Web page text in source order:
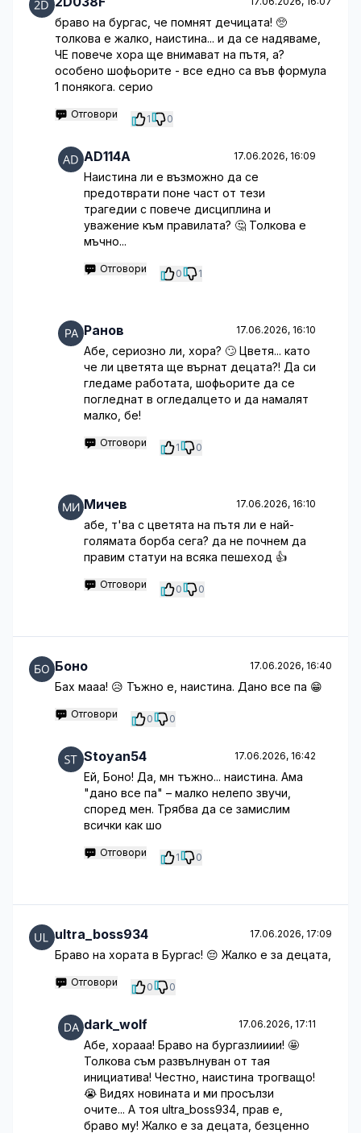
браво на бургас, че помнят дечицата! 🥺
толкова е жалко, наистина... и да се надяваме,
ЧЕ повече хора ще внимават на пътя, а?
особено шофьорите - все едно са във формула
1 понякога. серио
Отговори 1 0
AD114A 17.06.2026, 16:09
Наистина ли е възможно да се
предотврати поне част от тези
трагедии с повече дисциплина и
уважение към правилата? 🤔 Толкова е
мъчно...
Отговори 0 1
Ранов 17.06.2026, 16:10
Абе, сериозно ли, хора? 🙄 Цветя... като
че ли цветята ще върнат децата?! Да си
гледаме работата, шофьорите да се
погледнат в огледалцето и да намалят
малко, бе!
Отговори 1 0
Мичев 17.06.2026, 16:10
абе, т'ва с цветята на пътя ли е най-
голямата борба сега? да не почнем да
правим статуи на всяка пешеход 👍
Отговори 0 0
Боно 17.06.2026, 16:40
Бах мааа! 😥 Тъжно е, наистина. Дано все па 😁
Отговори 0 0
Stoyan54 17.06.2026, 16:42
Ей, Боно! Да, мн тъжно... наистина. Ама
"дано все па" – малко нелепо звучи,
според мен. Трябва да се замислим
всички как шо
Отговори 1 0
ultra_boss934 17.06.2026, 17:09
Браво на хората в Бургас! 😔 Жалко е за децата,
Отговори 0 0
dark_wolf 17.06.2026, 17:11
Абе, хорааа! Браво на бургазлииии! 🤩
Толкова съм развълнуван от тая
инициатива! Честно, наистина трогващо!
😭 Видях новината и ми просълзи
очите... А тоя ultra_boss934, прав е,
браво му! Жалко е за децата, безценно